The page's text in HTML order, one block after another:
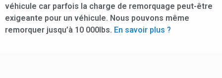
véhicule car parfois la charge de remorquage peut-être
exigeante pour un véhicule. Nous pouvons même
remorquer jusqu’à 10 000lbs. En savoir plus ?